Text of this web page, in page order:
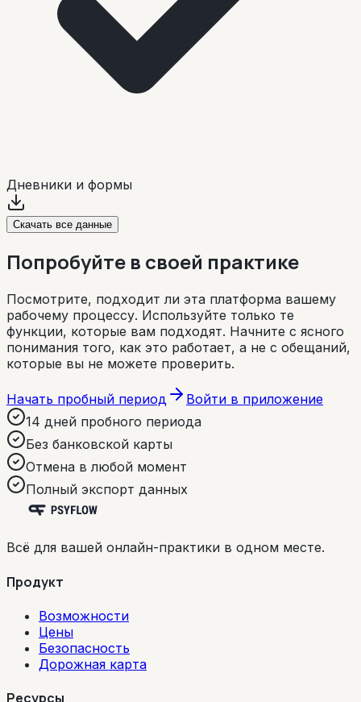
Дневники и формы
Скачать все данные
Попробуйте в своей практике
Посмотрите, подходит ли эта платформа вашему
рабочему процессу. Используйте только те
функции, которые вам подходят. Начните с ясного
понимания того, как это работает, а не с обещаний,
которые вы не можете проверить.
Начать пробный период
Войти в приложение
14 дней пробного периода
Без банковской карты
Отмена в любой момент
Полный экспорт данных
Всё для вашей онлайн-практики в одном месте.
Продукт
Возможности
Цены
Безопасность
Дорожная карта
Ресурсы